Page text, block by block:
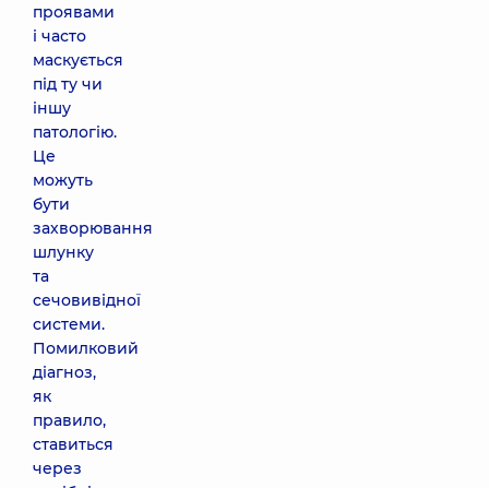
проявами
і часто
маскується
під ту чи
іншу
патологію.
Це
можуть
бути
захворювання
шлунку
та
сечовивідної
системи.
Помилковий
діагноз,
як
правило,
ставиться
через